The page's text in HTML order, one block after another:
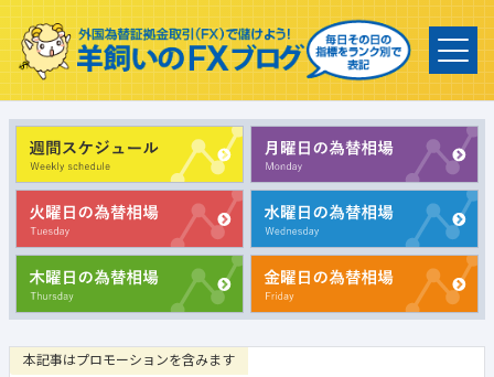
本記事はプロモーションを含みます